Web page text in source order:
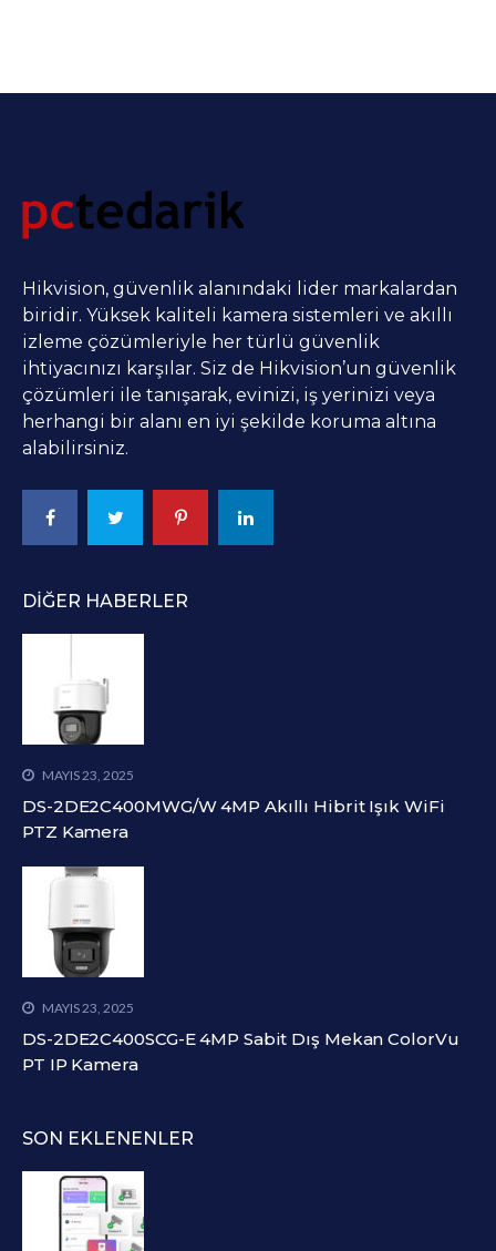
Hikvision, güvenlik alanındaki lider markalardan
biridir. Yüksek kaliteli kamera sistemleri ve akıllı
izleme çözümleriyle her türlü güvenlik
ihtiyacınızı karşılar. Siz de Hikvision’un güvenlik
çözümleri ile tanışarak, evinizi, iş yerinizi veya
herhangi bir alanı en iyi şekilde koruma altına
alabilirsiniz.
DIĞER HABERLER
MAYIS 23, 2025
DS-2DE2C400MWG/W 4MP Akıllı Hibrit Işık WiFi
PTZ Kamera
MAYIS 23, 2025
DS-2DE2C400SCG-E 4MP Sabit Dış Mekan ColorVu
PT IP Kamera
SON EKLENENLER